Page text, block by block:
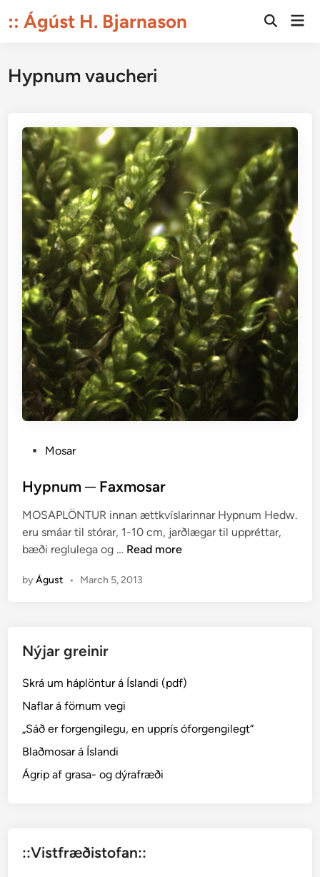
to:: Ágúst H. Bjarnason
Open
Hypnum vaucheri
s
e
d
i
Mosar
Hypnum ─ Faxmosar
MOSAPLÖNTUR innan ættkvíslarinnar Hypnum Hedw.
eru smáar til stórar, 1-10 cm, jarðlægar til uppréttar,
bæði reglulega og … H
p
a
o
a
Read more
byÁgust • March 5, 2013
Nýjar greinir
Skrá um háplöntur á Íslandi (pdf)
Naflar á förnum vegi
„Sáð er forgengilegu, en upprís óforgengilegt“
Blaðmosar á Íslandi
Ágrip af grasa- og dýrafræði
::Vistfræðistofan::